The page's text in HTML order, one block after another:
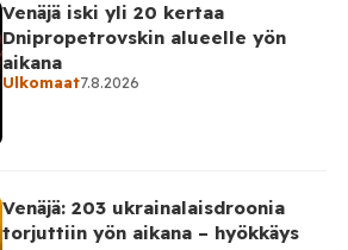
Venäjä iski yli 20 kertaa
Dnipropetrovskin alueelle yön
aikana
Ulkomaat7.8.2026
Venäjä: 203 ukrainalaisdroonia
torjuttiin yön aikana – hyökkäys